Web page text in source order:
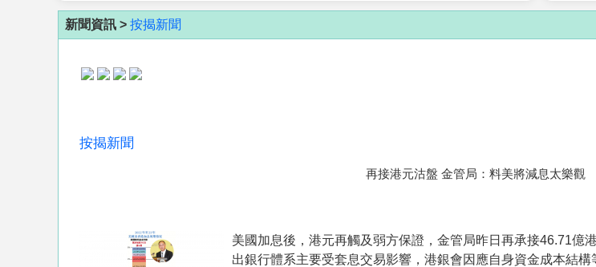
新聞資訊 > 按揭新聞
按揭新聞
再接港元沽盤 金管局：料美將減息太樂觀
美國加息後，港元再觸及弱方保證，金管局昨日再承接46.71億
出銀行體系主要受套息交易影響，港銀會因應自身資金成本結